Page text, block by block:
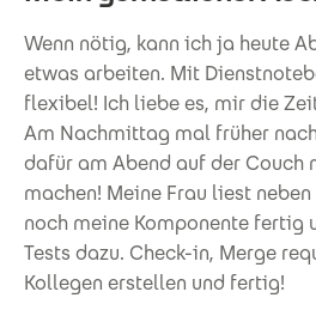
Wenn nötig, kann ich ja heute
etwas arbeiten. Mit
flexibel! Ich liebe es, mir die
Am Nachmittag mal früher
dafür am Abend auf der Couch
machen! Meine Frau liest
noch meine Komponente fertig
Tests dazu. Check-in, Merge
Kollegen erstellen und fertig!